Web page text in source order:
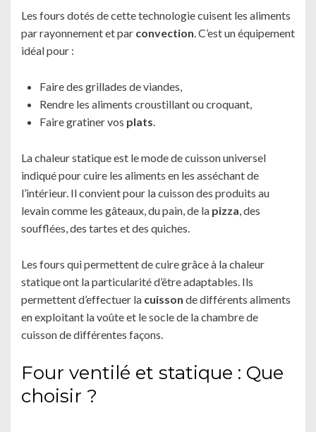
Les fours dotés de cette technologie cuisent les aliments
par rayonnement et par convection. C’est un équipement
idéal pour :
Faire des grillades de viandes,
Rendre les aliments croustillant ou croquant,
Faire gratiner vos plats.
La chaleur statique est le mode de cuisson universel
indiqué pour cuire les aliments en les asséchant de
l’intérieur. Il convient pour la cuisson des produits au
levain comme les gâteaux, du pain, de la pizza, des
soufflées, des tartes et des quiches.
Les fours qui permettent de cuire grâce à la chaleur
statique ont la particularité d’être adaptables. Ils
permettent d’effectuer la cuisson de différents aliments
en exploitant la voûte et le socle de la chambre de
cuisson de différentes façons.
Four ventilé et statique : Que
choisir ?